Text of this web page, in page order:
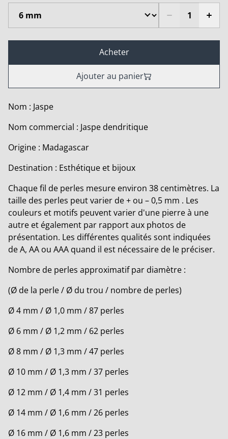
Acheter
Ajouter au panier
Nom : Jaspe
Nom commercial : Jaspe dendritique
Origine : Madagascar
Destination : Esthétique et bijoux
Chaque fil de perles mesure environ 38 centimètres. La
taille des perles peut varier de + ou – 0,5 mm . Les
couleurs et motifs peuvent varier d'une pierre à une
autre et également par rapport aux photos de
présentation. Les différentes qualités sont indiquées
de A, AA ou AAA quand il est nécessaire de le préciser.
Nombre de perles approximatif par diamètre :
(Ø de la perle / Ø du trou / nombre de perles)
Ø 4 mm / Ø 1,0 mm / 87 perles
Ø 6 mm / Ø 1,2 mm / 62 perles
Ø 8 mm / Ø 1,3 mm / 47 perles
Ø 10 mm / Ø 1,3 mm / 37 perles
Ø 12 mm / Ø 1,4 mm / 31 perles
Ø 14 mm / Ø 1,6 mm / 26 perles
Ø 16 mm / Ø 1,6 mm / 23 perles